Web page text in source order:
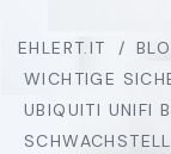
EHLERT.IT
WICHTIGE
UBIQUITI UNIFI